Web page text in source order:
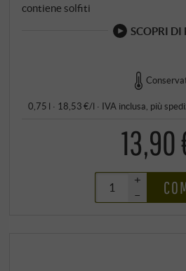
contiene solfiti
SCOPRI DI
0,75 l · 18,53 €/l · IVA inclusa , più
13,90
+
–